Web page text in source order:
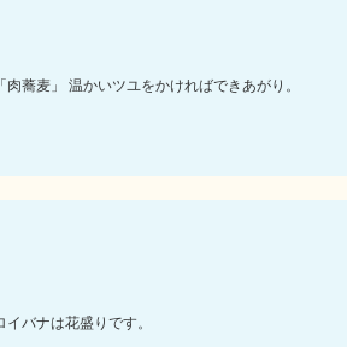
蕎麦」 温かいツユをかければできあがり。
バナは花盛りです。